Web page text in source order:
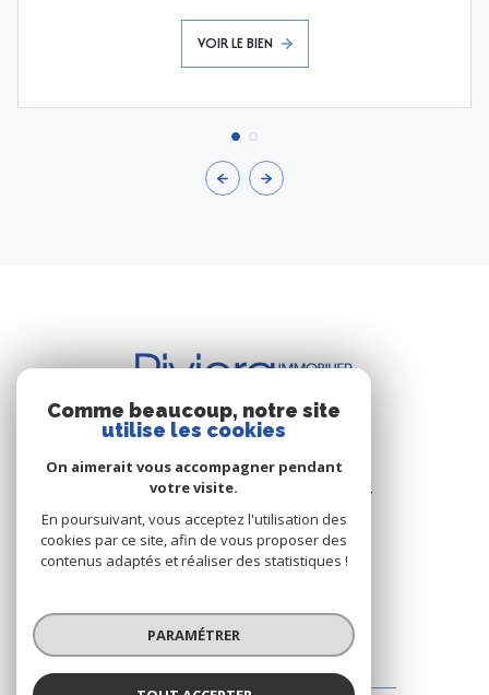
VOIR LE BIEN
BUREAU DE CAVALAIRE
Les Résidence du Port - Rue du Port
83240 Cavalaire-sur-Mer
+33.(0)4.94.64.66.53
+33.(0)6.03.00.02.28
riviera.immobilier@wanadoo.fr
BUREAU DE LA CROIX-VALMER
Comme beaucoup, notre site
utilise les cookies
On aimerait vous accompagner pendant
votre visite.
En poursuivant, vous acceptez l'utilisation des
cookies par ce site, afin de vous proposer des
contenus adaptés et réaliser des statistiques !
PARAMÉTRER